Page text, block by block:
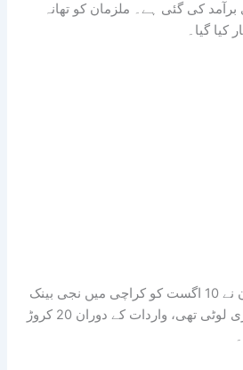
برآمد کی گئی ہے۔ ملزمان کو تھانہ
کیا گیا۔
ایس پی نے کہا کہ ملزمان نے 10 اگست کو کراچی میں نجی بینک
سے رقم لے جانے والی گاڑی لوٹی تھی، واردات کے دوران 20 کروڑ